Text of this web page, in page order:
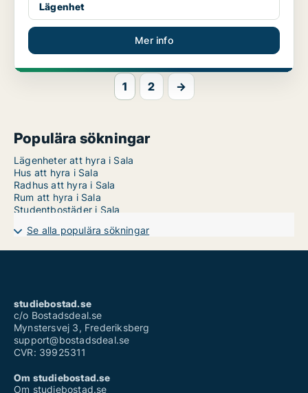
Lägenhet
Mer info
1 2 →
Populära sökningar
Lägenheter att hyra i Sala
Hus att hyra i Sala
Radhus att hyra i Sala
Rum att hyra i Sala
Studentbostäder i Sala
Se alla populära sökningar
studiebostad.se
c/o Bostadsdeal.se
Mynstersvej 3, Frederiksberg
support@bostadsdeal.se
CVR: 39925311
Om studiebostad.se
Om studiebostad.se